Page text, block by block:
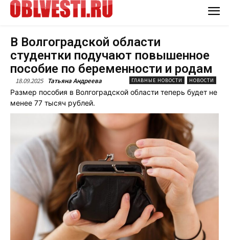
В Волгоградской области
студентки подучают повышенное
пособие по беременности и родам
18.09.2025 Татьяна Андреева ГЛАВНЫЕ НОВОСТИ НОВОСТИ
Размер пособия в Волгоградской области теперь будет не
менее 77 тысяч рублей.